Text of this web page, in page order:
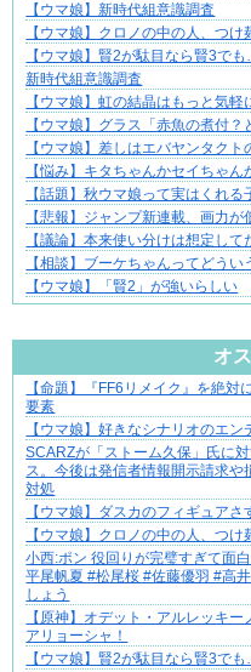
【ウマ娘】新時代組意識調査
【ウマ娘】クロノの中の人、つけ
【ウマ娘】賢2が駄目なら賢3で
新時代組意識調査
【ウマ娘】虹の結晶はもっと気軽
【ウマ娘】グラス「赤魚の煮付
【ウマ娘】差しはエバヤンタク
【悩み】キタちゃんかセイちゃ
【話題】秋ウマ娘って実はくれ
【悲報】ジャンプ新連載、画力
【議論】本来使い分けは想定して
【相談】ブーケちゃんってどう
【ウマ娘】「賢2」が強いらしい
オ
大変だけど幸せ。等身大の子育て
【命題】『FF6リメイク』を絶
要素
【ウマ娘】好きなシナリオのエン
SCARZが「ストーム久保」氏に
ス。今後は発信者情報開示請求
対処
【ウマ娘】ダスカのフィギュア
【ウマ娘】クロノの中の人、つけ
小西:ポン 役回りが完璧すぎて面
平尾帆夏 #松尾桜 #佐藤優羽 #高
しょう
【原神】オデット・アルレッキ
アリョーシャ！
【ウマ娘】賢2が駄目なら賢3で